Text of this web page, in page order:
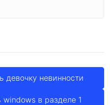
девочку невинности
в разделе 1